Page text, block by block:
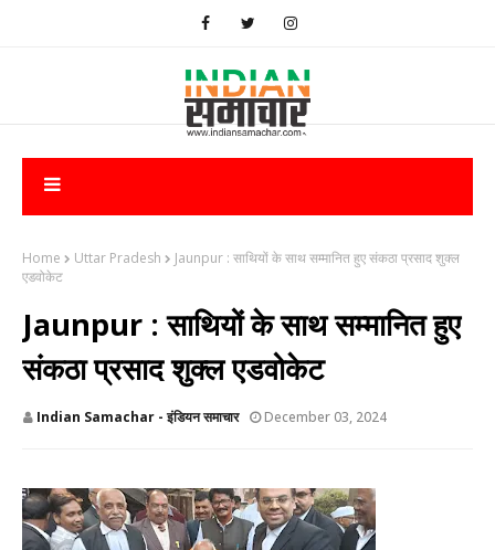
Home Uttar Pradesh
​Jaunpur : साथियों के साथ सम्मानित हुए संकठा प्रसाद शुक्ल
एडवोकेट
​Jaunpur : साथियों के साथ सम्मानित हुए
संकठा प्रसाद शुक्ल एडवोकेट
Indian Samachar - इंडियन समाचार December 03, 2024